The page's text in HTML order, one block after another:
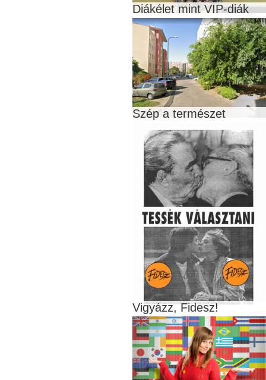
Diákélet mint VIP-diák
Szép a természet
Vigyázz, Fidesz!